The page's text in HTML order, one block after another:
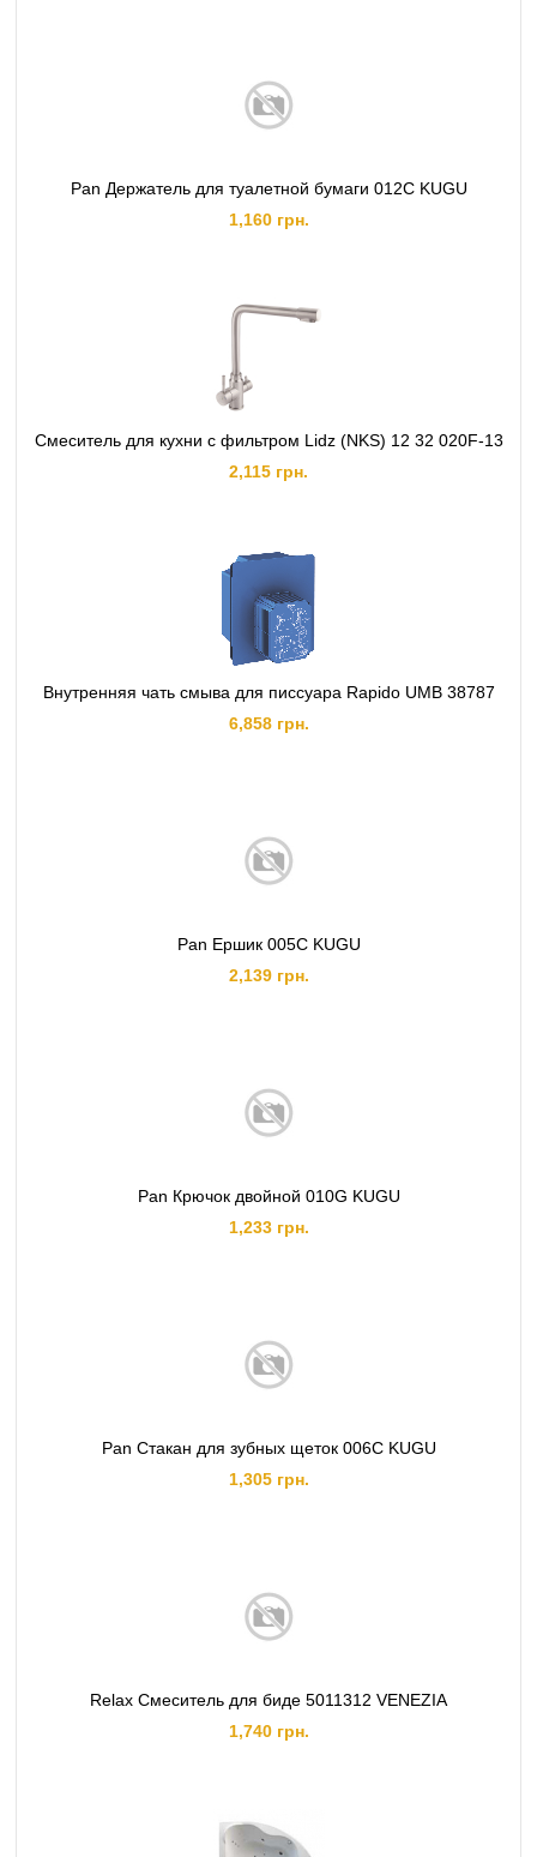
Pan Держатель для туалетной бумаги 012C KUGU
1,160 грн.
Смеситель для кухни с фильтром Lidz (NKS) 12 32 020F-13
2,115 грн.
Внутренняя чать смыва для писсуара Rapido UMB 38787
6,858 грн.
Pan Ершик 005C KUGU
2,139 грн.
Pan Крючок двойной 010G KUGU
1,233 грн.
Pan Стакан для зубных щеток 006C KUGU
1,305 грн.
Relax Смеситель для биде 5011312 VENEZIA
1,740 грн.